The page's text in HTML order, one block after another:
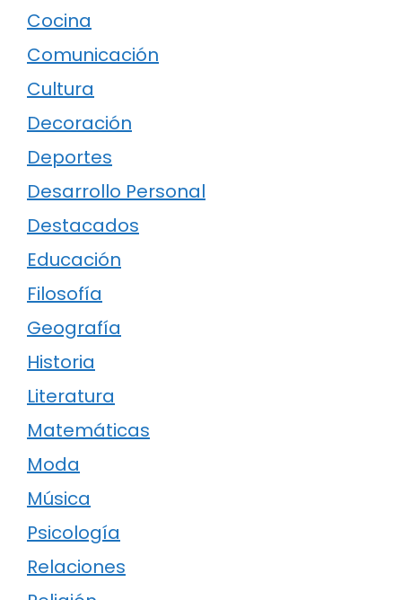
Cocina
Comunicación
Cultura
Decoración
Deportes
Desarrollo Personal
Destacados
Educación
Filosofía
Geografía
Historia
Literatura
Matemáticas
Moda
Música
Psicología
Relaciones